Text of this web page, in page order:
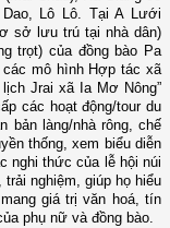
Lô Lô. Tại A Lưới
sở lưu trú tại nhà dân)
trọt) của đồng bào Pa
mô hình Hợp tác xã
Jrai xã Ia Mơ Nông”
các hoạt động/tour du
bản làng/nhà rông, chế
thống, xem biểu diễn
nghi thức của lễ hội núi
nghiệm, giúp họ hiểu
giá trị văn hoá, tín
phụ nữ và đồng bào.